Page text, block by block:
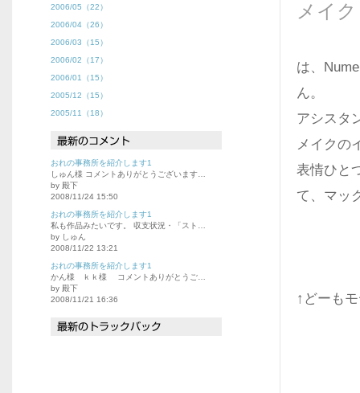
メイク
は、
ん。
アシスタ
メイクの
表情ひと
て、マッ
↑どーも
2006/05（22）
2006/04（26）
2006/03（15）
2006/02（17）
2006/01（15）
2005/12（15）
2005/11（18）
おれの事務所を紹介します1
しゅん様 コメントありがとうございます…
by 殿下
2008/11/24 15:50
おれの事務所を紹介します1
私も作品みたいです。 収支状況・「スト…
by しゅん
2008/11/22 13:21
おれの事務所を紹介します1
かん様 ｋｋ様 コメントありがとうご…
by 殿下
2008/11/21 16:36